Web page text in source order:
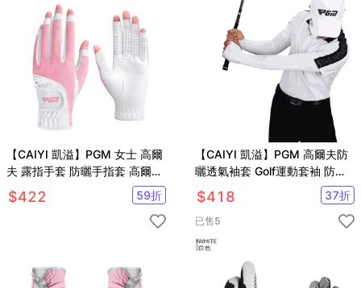
【CAIYI 凱溢】PGM 女士 高爾
夫 露指手套 防曬手指套 高爾夫
球手套
$422 59折
【CAIYI 凱溢】PGM 高爾夫防
曬透氣袖套 Golf運動套袖 防曬
手套 冰絲袖套
$418 37折
已售5